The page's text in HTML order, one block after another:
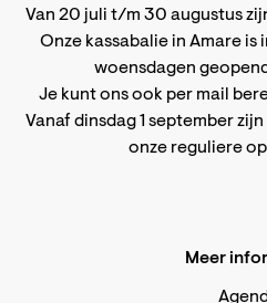
Van 20 juli t/m 30 augustus
Onze kassabalie in Amare is
woensdagen
Je kunt ons ook per mail
Vanaf dinsdag 1 september
onze reguliere
Meer